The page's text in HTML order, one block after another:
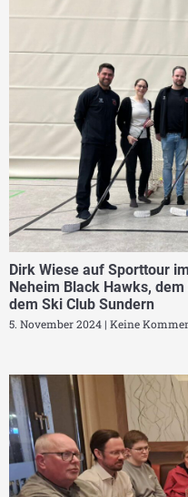
Dirk Wiese auf Sporttour
Neheim Black Hawks,
dem Ski Club Sundern
5. November 2024 Keine